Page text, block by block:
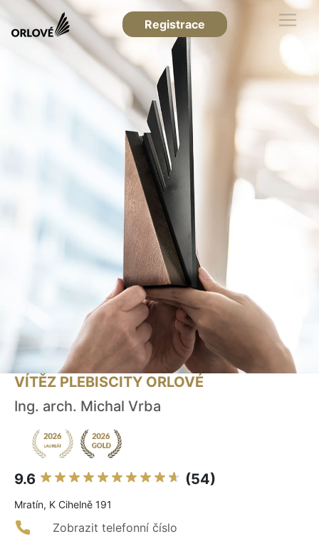
Registrace
VÍTĚZ PLEBISCITY ORLOVÉ
Ing. arch. Michal Vrba
9.6 (54)
Mratín, K Cihelně 191
Zobrazit telefonní číslo